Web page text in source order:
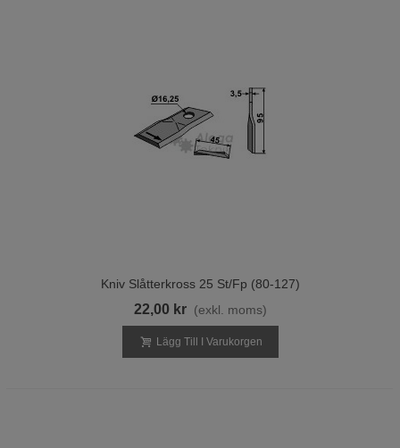
Kniv Slåtterkross 25 St/fp (80-127)
22,00 kr (exkl. moms)
Lägg Till I Varukorgen